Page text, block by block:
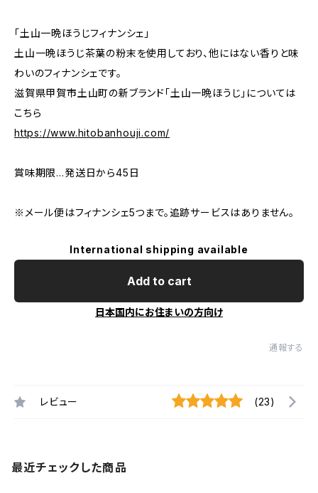
「土山一晩ほうじフィナンシェ」
土山一晩ほうじ茶葉の粉末を使用しており、他にはない香りと味
わいのフィナンシェです。
滋賀県甲賀市土山町の新ブランド「土山一晩ほうじ」については
こちら
https://www.hitobanhouji.com/
賞味期限…発送日から45日
※メール便はフィナンシェ5つまで。追跡サービスはありません。
International shipping available
Add to cart
日本国内にお住まいの方向け
通報する
レビュー (23)
最近チェックした商品